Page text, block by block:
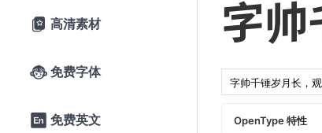
 高清素材
 免费字体
 免费英文
字帅
OpenType 特性